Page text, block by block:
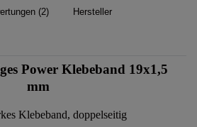
(2) Hersteller
Power Klebeband 19x1,5
mm
Klebeband, doppelseitig